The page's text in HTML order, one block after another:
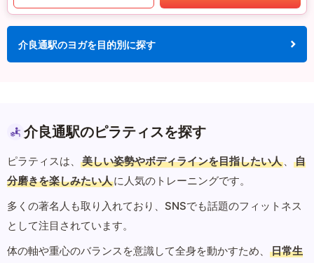
介良通駅のヨガを目的別に探す
介良通駅のピラティスを探す
ピラティスは、 美しい姿勢やボディラインを目指したい人 、
自
分磨きを楽しみたい人に人気のトレーニングです。
多くの著名人も取り入れており、SNSでも話題のフィットネス
として注目されています。
体の軸や重心のバランスを意識して全身を動かすため、
日常生